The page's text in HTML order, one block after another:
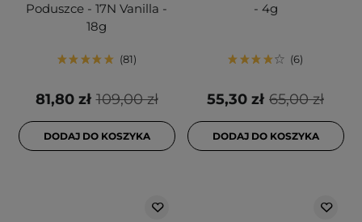
Poduszce - 17N Vanilla -
18g
81
109,00 zł
81,80 zł
DODAJ DO KOSZYKA
- 4g
6
65,00 zł
55,30 zł
DODAJ DO KOSZYKA